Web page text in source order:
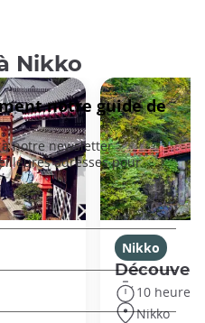
Nikko
Nikko
10 heures
Nikko